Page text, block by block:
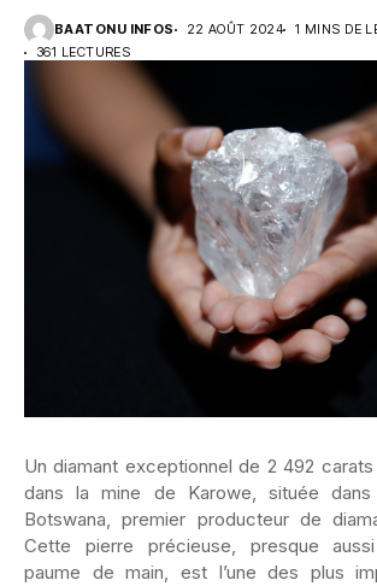
BAATONU INFOS 22 AOÛT 2024
1 MINS DE
361 LECTURES
Un diamant exceptionnel de 2 492
dans la mine de Karowe, située
Botswana, premier producteur de
Cette pierre précieuse, presque aussi
paume de main, est l’une des plus